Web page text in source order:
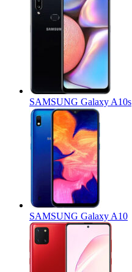
SAMSUNG Galaxy A10s
SAMSUNG Galaxy A10